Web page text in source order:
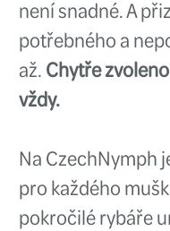
oblečení a
den
dní, beru je
A jak to vidí